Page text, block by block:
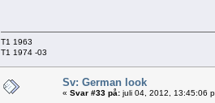
T1 1963
T1 1974 -03
Sv: German look
« Svar #33 på: juli 04, 2012, 13:45:06